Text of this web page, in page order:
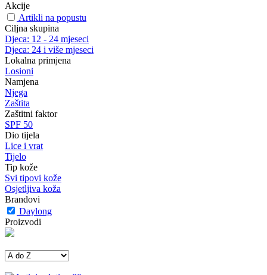
Akcije
Artikli na popustu
Ciljna skupina
Djeca: 12 - 24 mjeseci
Djeca: 24 i više mjeseci
Lokalna primjena
Losioni
Namjena
Njega
Zaštita
Zaštitni faktor
SPF 50
Dio tijela
Lice i vrat
Tijelo
Tip kože
Svi tipovi kože
Osjetljiva koža
Brandovi
Daylong
Proizvodi